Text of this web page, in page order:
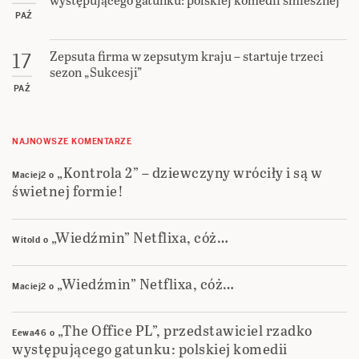
PAŹ
17
PAŹ
Zepsuta firma w zepsutym kraju – startuje trzeci
sezon „Sukcesji”
NAJNOWSZE KOMENTARZE
Maciej2 o „Kontrola 2” – dziewczyny wróciły i są w
świetnej formie!
Witold o „Wiedźmin” Netflixa, cóż…
Maciej2 o „Wiedźmin” Netflixa, cóż…
Eewa46 o „The Office PL”, przedstawiciel rzadko
występującego gatunku: polskiej komedii